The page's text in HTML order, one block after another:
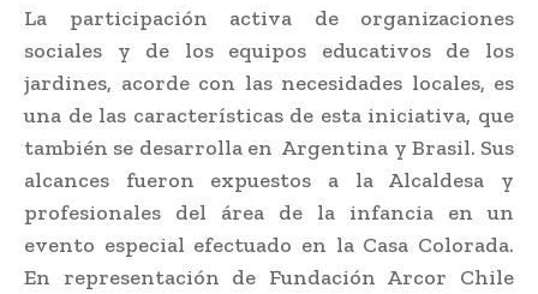
La participación activa de organizaciones
sociales y de los equipos educativos de los
jardines, acorde con las necesidades locales, es
una de las características de esta iniciativa, que
también se desarrolla en Argentina y Brasil. Sus
alcances fueron expuestos a la Alcaldesa y
profesionales del área de la infancia en un
evento especial efectuado en la Casa Colorada.
En representación de Fundación Arcor Chile